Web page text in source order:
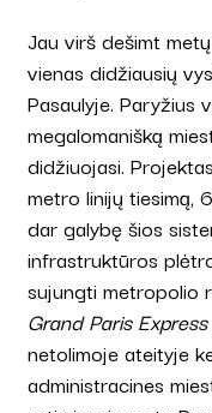
Jau virš dešimt
vienas didžiausių
Pasaulyje. Paryžius
megalomanišką
didžiuojasi.
metro linijų tiesimą,
dar galybę šios
infrastruktūros
sujungti metropolio
Grand Paris Express
netolimoje ateityje
administracines